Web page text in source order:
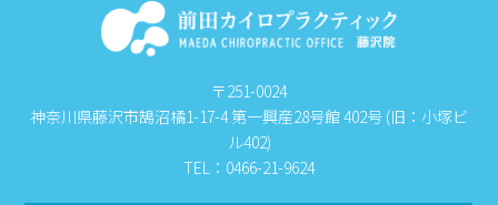
〒251-0024
神奈川県藤沢市鵠沼橘1-17-4 第一興産28号館 402号 (旧：小塚ビ
ル402)
TEL：0466-21-9624